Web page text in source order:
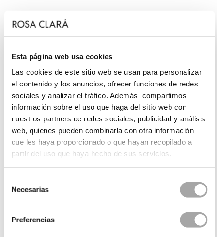
Esta página web usa cookies
Las cookies de este sitio web se usan para personalizar
el contenido y los anuncios, ofrecer funciones de redes
sociales y analizar el tráfico. Además, compartimos
información sobre el uso que haga del sitio web con
nuestros partners de redes sociales, publicidad y análisis
web, quienes pueden combinarla con otra información
que les haya proporcionado o que hayan recopilado a
partir del uso que haya hecho de sus servicios.
Necesarias
Preferencias